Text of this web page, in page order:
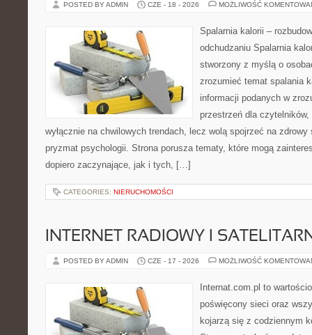
POSTED BY ADMIN CZE - 18 - 2026 MOŻLIWOŚĆ
Spalarnia kalorii –
odchudzaniu Spalarnia
stworzony z myślą o
zrozumieć temat spalania
informacji podanych w
przestrzeń dla
wyłącznie na chwilowych trendach, lecz wolą spojrzeć na
pryzmat psychologii. Strona porusza tematy, które mogą
dopiero zaczynające, jak i tych, […]
CATEGORIES: NIERUCHOMOŚCI
INTERNET RADIOWY I
POSTED BY ADMIN CZE - 17 - 2026 MOŻLIWOŚĆ
Internat.com.pl to
poświęcony sieci oraz
kojarzą się z codziennym